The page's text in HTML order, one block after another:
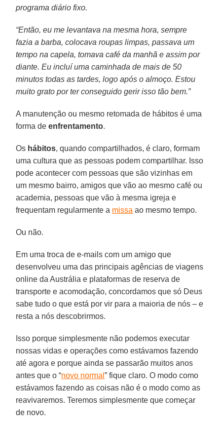
programa diário fixo.
“Então, eu me levantava na mesma hora, sempre
fazia a barba, colocava roupas limpas, passava um
tempo na capela, tomava café da manhã e assim por
diante. Eu incluí uma caminhada de mais de 50
minutos todas as tardes, logo após o almoço. Estou
muito grato por ter conseguido gerir isso tão bem.”
A manutenção ou mesmo retomada de hábitos é uma
forma deenfrentamento.
Os hábitos, quando compartilhados, é claro, formam
uma cultura que as pessoas podem compartilhar. Isso
pode acontecer com pessoas que são vizinhas em
um mesmo bairro, amigos que vão ao mesmo café ou
academia, pessoas que vão à mesma igreja e
frequentam regularmente a missa ao mesmo tempo.
Ou não.
Em uma troca de e-mails com um amigo que
desenvolveu uma das principais agências de viagens
online da Austrália e plataformas de reserva de
transporte e acomodação, concordamos que só Deus
sabe tudo o que está por vir para a maioria de nós – e
resta a nós descobrirmos.
Isso porque simplesmente não podemos executar
nossas vidas e operações como estávamos fazendo
até agora e porque ainda se passarão muitos anos
antes que o “novo normal” fique claro. O modo como
estávamos fazendo as coisas não é o modo como as
reavivaremos. Teremos simplesmente que começar
de novo.